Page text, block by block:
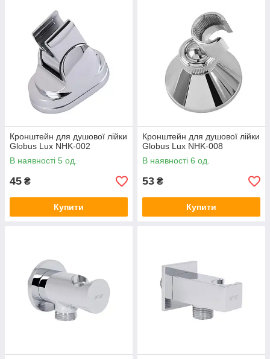
Кронштейн для душової лійки
Globus Lux NHK-002
В наявності 5 од.
45 ₴
Купити
Кронштейн для душової лійки
Globus Lux NHK-008
В наявності 6 од.
53 ₴
Купити